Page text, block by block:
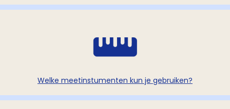
Welke meetinstumenten kun je gebruiken?